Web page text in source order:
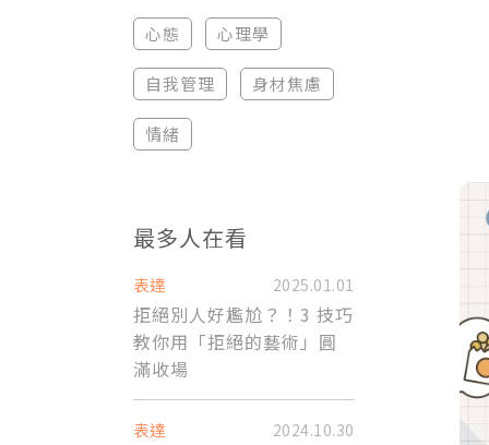
心態 心理學
自我管理 身材焦慮
情緒
最多人在看
表達 2025.01.01
拒絕別人好尷尬？！3 技巧
教你用「拒絕的藝術」圓
滿收場
表達 2024.10.30